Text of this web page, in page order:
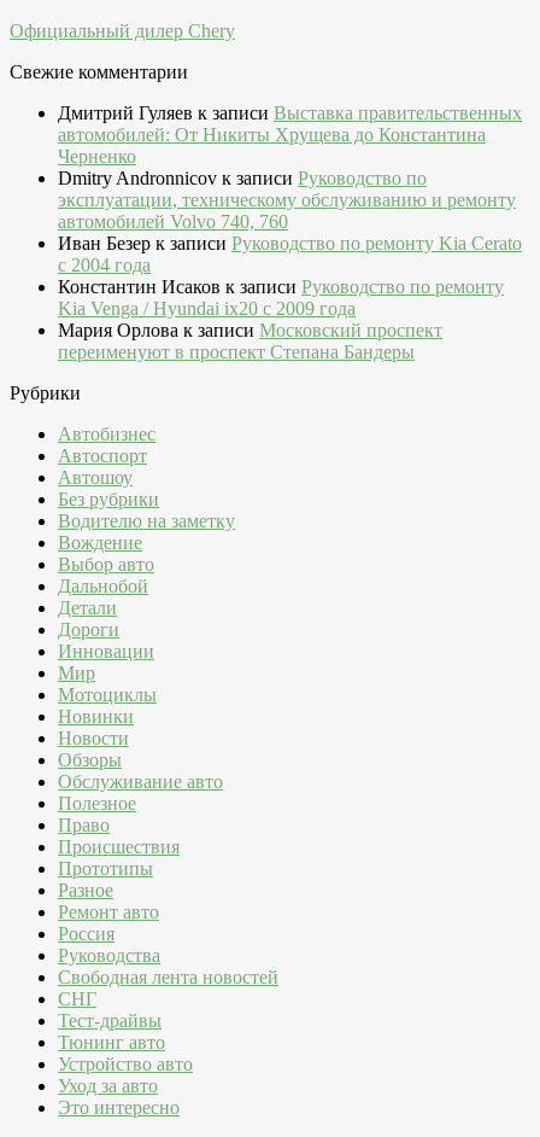
Официальный дилер Chery
Свежие комментарии
Дмитрий Гуляев к записи Выставка правительственных
автомобилей: От Никиты Хрущева до Константина
Черненко
Dmitry Andronnicov к записи Руководство по
эксплуатации, техническому обслуживанию и ремонту
автомобилей Volvo 740, 760
Иван Безер к записи Руководство по ремонту Kia Cerato
c 2004 года
Константин Исаков к записи Руководство по ремонту
Kia Venga / Hyundai ix20 c 2009 года
Мария Орлова к записи Московский проспект
переименуют в проспект Степана Бандеры
Рубрики
Автобизнес
Автоспорт
Автошоу
Без рубрики
Водителю на заметку
Вождение
Выбор авто
Дальнобой
Детали
Дороги
Инновации
Мир
Мотоциклы
Новинки
Новости
Обзоры
Обслуживание авто
Полезное
Право
Происшествия
Прототипы
Разное
Ремонт авто
Россия
Руководства
Свободная лента новостей
СНГ
Тест-драйвы
Тюнинг авто
Устройство авто
Уход за авто
Это интересно